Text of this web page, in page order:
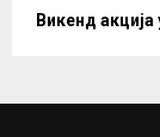
Викенд